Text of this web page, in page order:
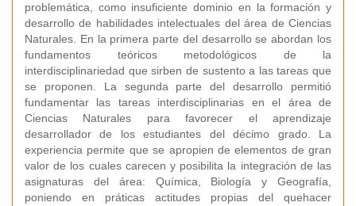
problemática, como insuficiente dominio en la formación y
desarrollo de habilidades intelectuales del área de Ciencias
Naturales. En la primera parte del desarrollo se abordan los
fundamentos teóricos metodológicos de la
interdisciplinariedad que sirben de sustento a las tareas que
se proponen. La segunda parte del desarrollo permitió
fundamentar las tareas interdisciplinarias en el área de
Ciencias Naturales para favorecer el aprendizaje
desarrollador de los estudiantes del décimo grado. La
experiencia permite que se apropien de elementos de gran
valor de los cuales carecen y posibilita la integración de las
asignaturas del área: Química, Biología y Geografía,
poniendo en práticas actitudes propias del quehacer